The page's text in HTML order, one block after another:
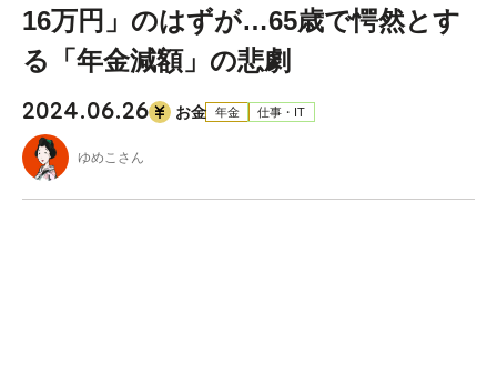
16万円」のはずが…65歳で愕然とす
る「年金減額」の悲劇
2024.06.26 お金 年金 仕事・IT
ゆめこさん